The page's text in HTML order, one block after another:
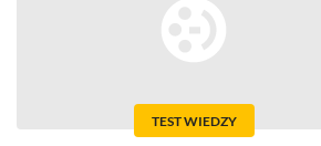
TEST WIEDZY